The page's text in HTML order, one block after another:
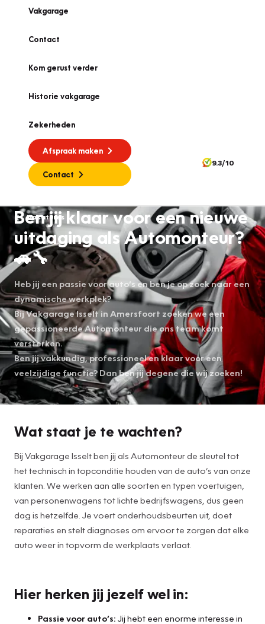
Vakgarage
Contact
Kom gerust verder
Historie vakgarage
Zekerheden
Afspraak maken
Contact
9.3/10
Vacatures
Ben jij klaar voor een nieuwe
uitdaging als Automonteur?
🚗🔧
Heb jij een passie voor auto’s en ben je op zoek naar een
dynamische werkplek?
Bij Vakgarage Isselt in Amersfoort zoeken we een
gepassioneerde Automonteur die ons team komt
versterken.
Ben jij vakkundig, professioneel en klaar voor een
veelzijdige functie? Dan ben jij degene die wij zoeken!
Wat staat je te wachten?
Bij Vakgarage Isselt ben jij als Automonteur de sleutel tot
het technisch in topconditie houden van de auto’s van onze
klanten. We werken aan alle soorten en typen voertuigen,
van personenwagens tot lichte bedrijfswagens, dus geen
dag is hetzelfde. Je voert onderhoudsbeurten uit, doet
reparaties en stelt diagnoses om ervoor te zorgen dat elke
auto weer in topvorm de werkplaats verlaat.
Hier herken jij jezelf wel in:
Passie voor auto’s: Jij hebt een enorme interesse in